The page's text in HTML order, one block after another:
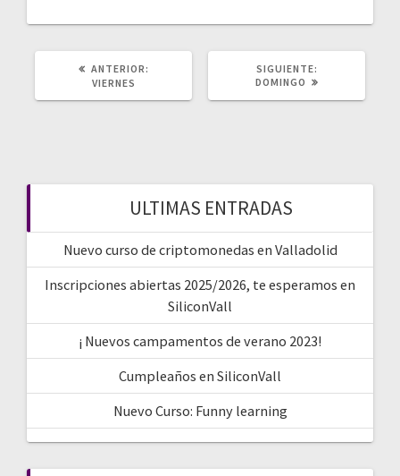
de
entradas
ANTERIOR:
VIERNES
SIGUIENTE:
POST:
DOMINGO
ULTIMAS ENTRADAS
Nuevo curso de criptomonedas en Valladolid
Inscripciones abiertas 2025/2026, te esperamos en
SiliconVall
¡ Nuevos campamentos de verano 2023!
Cumpleaños en SiliconVall
Nuevo Curso: Funny learning